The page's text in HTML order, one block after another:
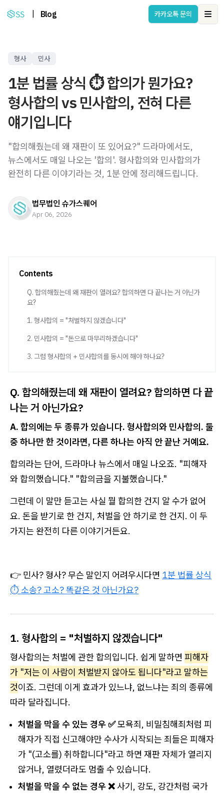
Blog 카카오톡 문의
형사 민사
1분 법률 상식 ⏱️ 합의가 뭔가요?
형사합의 vs 민사합의, 전혀 다른
얘기입니다
"합의해줬는데 왜 재판이 또 있어요?" 드라마에서도,
뉴스에서도 매일 나오는 '합의'. 형사합의와 민사합의가
완전히 다른 이야기라는 것, 1분 안에 정리해드립니다.
법무법인 슈가스퀘어
Apr 06, 2026
Contents
Q. 합의해줬는데 왜 재판이 열려요? 합의하면 다 끝나는 거 아닌가
요?
1. 형사합의 = "처벌하지 않겠습니다"
2. 민사합의 = "돈으로 마무리하겠습니다"
3. 그럼 형사합의 + 민사합의를 동시에 해야 하나요?
Q. 합의해줬는데 왜 재판이 열려요? 합의하면 다 끝
나는 거 아닌가요?
A. 합의에는 두 종류가 있습니다. 형사합의와 민사합의. 둘
중 하나만 한 것이라면, 다른 하나는 아직 안 끝난 거예요.
합의라는 단어, 드라마나 뉴스에서 매일 나오죠. "피해자
와 합의했습니다." "합의금을 지불했습니다."
그런데 이 말만 듣고는 사실 뭘 합의한 건지 알 수가 없어
요. 돈을 받기로 한 건지, 처벌을 안 하기로 한 건지. 이 두
가지는 완전히 다른 이야기거든요.
👉 민사? 형사? 무슨 말인지 어려우시다면 1분 법률 상식
⏱️ 소송? 고소? 똑같은 것 아닌가요?
1. 형사합의 = "처벌하지 않겠습니다"
형사합의는 처벌에 관한 합의입니다. 쉽게 말하면 피해자
가 "저는 이 사람이 처벌받지 않아도 됩니다"라고 말하는
것이죠. 그런데 이게 효과가 있느냐, 없느냐는 죄의 종류에
따라 달라집니다.
처벌을 막을 수 있는 경우 ✅모욕죄, 비밀침해죄처럼 피
해자가 직접 신고해야만 수사가 시작되는 죄들은 피해자
가 "(고소를) 취하합니다"라고 하면 재판 자체가 열리지
않거나, 열렸더라도 멈출 수 있습니다.
처벌을 막을 수 없는 경우 ❌사기, 강도, 강간처럼 국가